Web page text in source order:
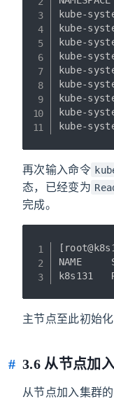
kube-
kube-
kube-
kube-
kube-
kube-
kube-
kube-
再次输入命令
态，已经变为
完成。
NAME
主节点至此初始化
3.6 从节点加
从节点加入集群